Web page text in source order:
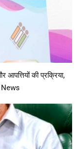
की प्रक्रिया,
News